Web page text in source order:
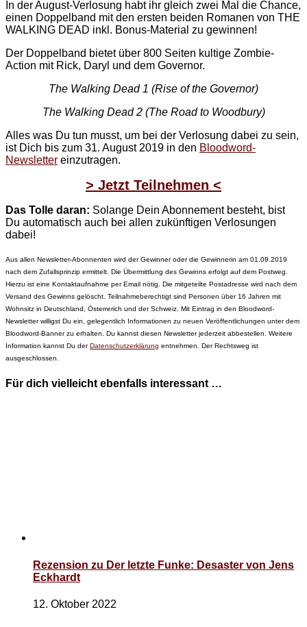
In der August-Verlosung habt ihr gleich zwei Mal die Chance,
einen Doppelband mit den ersten beiden Romanen von THE
WALKING DEAD inkl. Bonus-Material zu gewinnen!
Der Doppelband bietet über 800 Seiten kultige Zombie-
Action mit Rick, Daryl und dem Governor.
The Walking Dead 1 (Rise of the Governor)
The Walking Dead 2 (The Road to Woodbury)
Alles was Du tun musst, um bei der Verlosung dabei zu sein,
ist Dich bis zum 31. August 2019 in den Bloodword-
Newsletter einzutragen.
> Jetzt Teilnehmen <
Das Tolle daran: Solange Dein Abonnement besteht, bist
Du automatisch auch bei allen zukünftigen Verlosungen
dabei!
Aus allen Newsletter-Abonnenten wird der Gewinner oder die Gewinnerin am 01.09.2019
nach dem Zufallsprinzip ermittelt. Die Übermittlung des Gewinns erfolgt auf dem Postweg.
Hierzu ist eine Kontaktaufnahme per Email nötig. Die mitgeteilte Postadresse wird nach dem
Versand des Gewinns gelöscht. Teilnahmeberechtigt sind Personen über 16 Jahren mit
Wohnsitz in Deutschland, Österrerich und der Schweiz. Mit Eintrag in den Bloodword-
Newsletter willigst Du ein, gelegentlich Informationen zu neuen Veröffentlichungen unter dem
Bloodword-Banner zu erhalten. Du kannst diesen Newsletter jederzeit abbestellen. Weitere
Information kannst Du derDatenschutzerklärung entnehmen. Der Rechtsweg ist
ausgeschlossen.
Für dich vielleicht ebenfalls interessant …
Rezension zu Der letzte Funke: Desaster von Jens
Eckhardt
12. Oktober 2022